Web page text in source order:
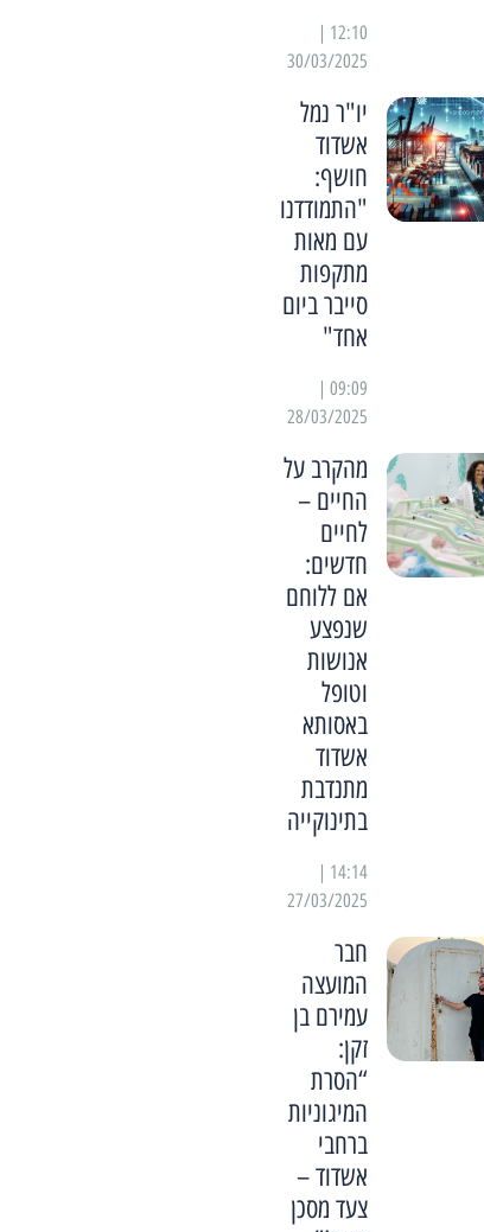
30/03/2025
יו"ר נמל
אשדוד
חושף:
"התמודדנו
עם מאות
מתקפות
סייבר ביום
אחד"
28/03/2025
מהקרב על
החיים –
לחיים
חדשים:
אם ללוחם
שנפצע
אנושות
וטופל
באסותא
אשדוד
מתנדבת
בתינוקייה
27/03/2025
חבר
המועצה
עמירם בן
זקן:
“הסרת
המיגוניות
ברחבי
אשדוד –
צעד מסכן